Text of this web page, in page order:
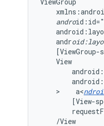
andro
andr
>    a<
[View-